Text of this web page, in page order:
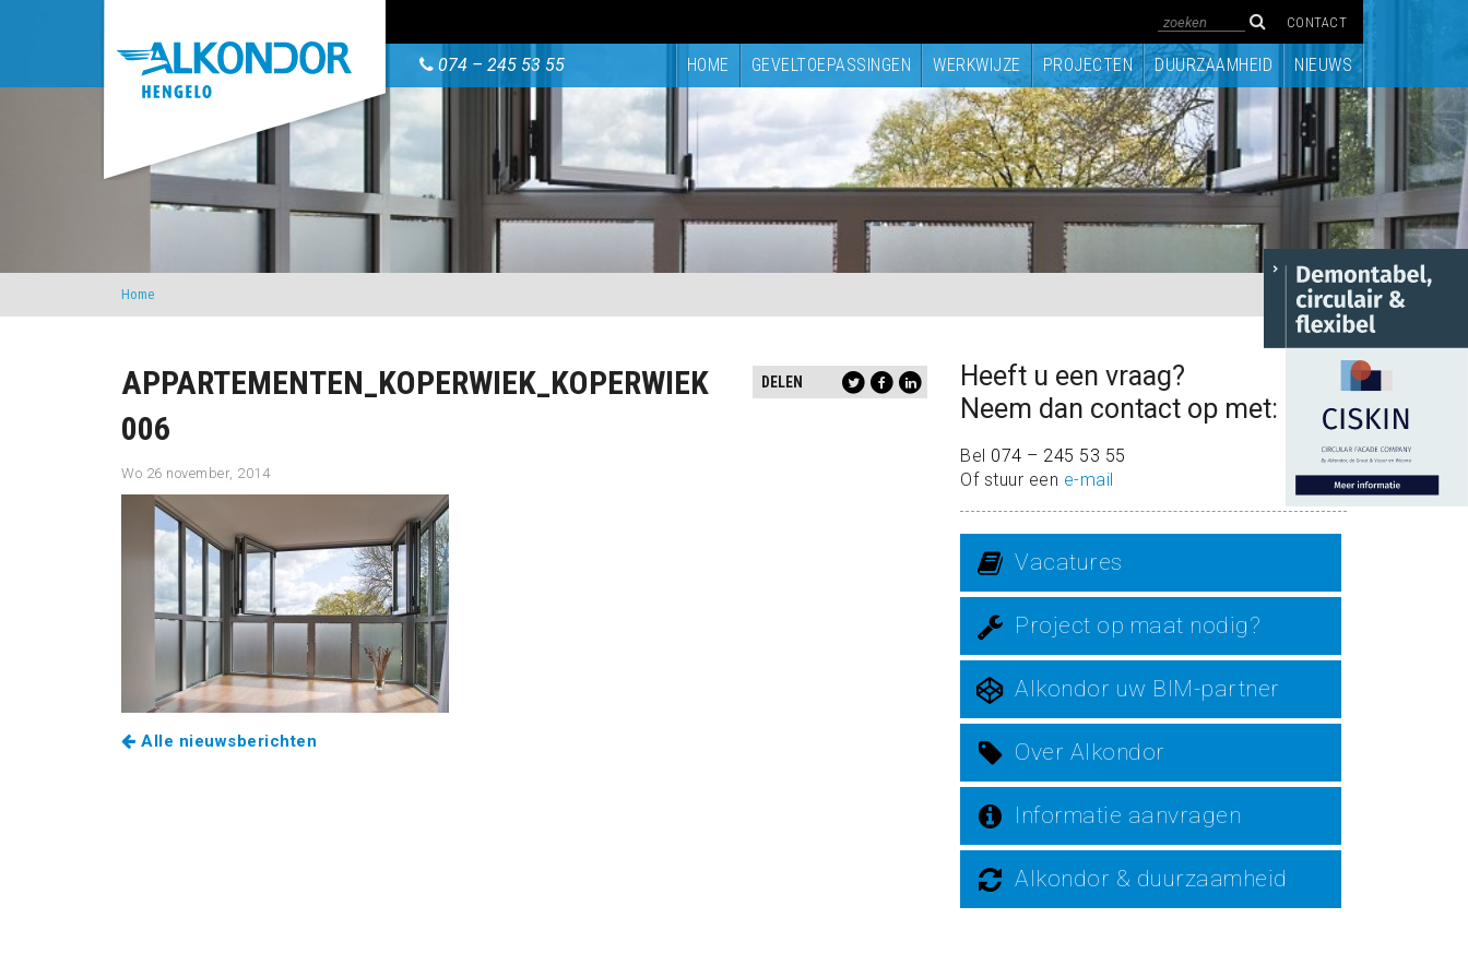
CONTACT
074 – 245 53 55 HOME GEVELTOEPASSINGEN WERKWIJZE PROJECTEN DUURZAAMHEID NIEUWS
Home
DELEN
APPARTEMENTEN_KOPERWIEK_KOPERWIEK
006
Wo 26 november, 2014
Alle nieuwsberichten
Heeft u een vraag?
Neem dan contact op met:
Bel 074 – 245 53 55
Of stuur een e-mail
Vacatures
Project op maat nodig?
Alkondor uw BIM-partner
Over Alkondor
Informatie aanvragen
Alkondor & duurzaamheid